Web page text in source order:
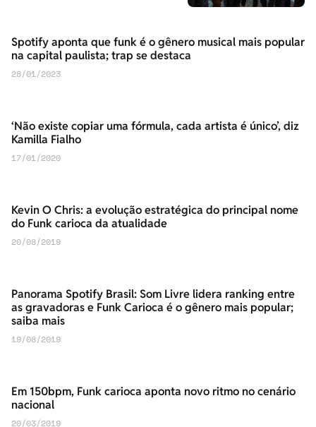
Spotify aponta que funk é o gênero musical mais popular
na capital paulista; trap se destaca
28/01/2023
‘Não existe copiar uma fórmula, cada artista é único’, diz
Kamilla Fialho
17/01/2020
Kevin O Chris: a evolução estratégica do principal nome
do Funk carioca da atualidade
20/08/2019
Panorama Spotify Brasil: Som Livre lidera ranking entre
as gravadoras e Funk Carioca é o gênero mais popular;
saiba mais
19/08/2019
Em 150bpm, Funk carioca aponta novo ritmo no cenário
nacional
20/03/2019